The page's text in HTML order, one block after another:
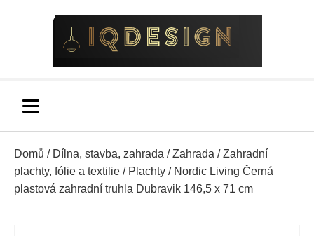
Domů / Dílna, stavba, zahrada /Zahrada /Zahradní
plachty, fólie a textilie / Plachty / Nordic Living Černá
plastová zahradní truhla Dubravik 146,5 x 71 cm